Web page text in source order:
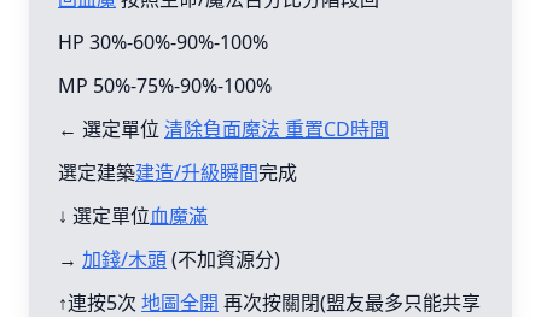
HP 30%-60%-90%-100%
MP 50%-75%-90%-100%
← 選定單位 清除負面魔法 重置CD時間
選定建築建造/升級瞬間完成
↓ 選定單位血魔滿
→ 加錢/木頭(不加資源分)
↑連按5次 地圖全開 再次按關閉(盟友最多只能共享